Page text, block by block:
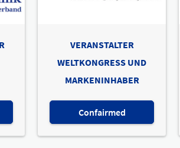
VERANSTALTER
WELTKONGRESS UND
MARKENINHABER
Confairmed